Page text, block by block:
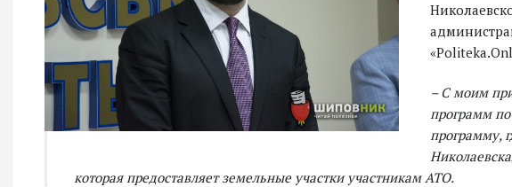
– С моим
программ
программу,
которая предоставляет земельные участки участникам АТО.